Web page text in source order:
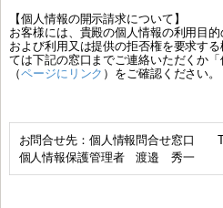
【個人情報の開示請求について】
お客様には、貴殿の個人情報の利用目
および利用又は提供の拒否権を要求す
ては下記の窓口までご連絡いただくか「
（ページにリンク ）をご確認ください。
お問合せ先：個人情報問合せ窓口
個人情報保護管理者 渡邉 秀一